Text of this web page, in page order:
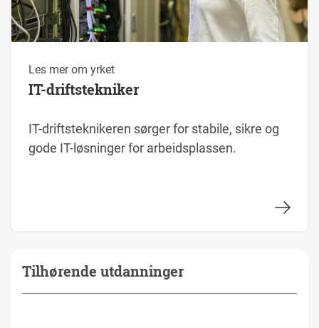
Les mer om yrket
IT-driftstekniker
IT-driftsteknikeren sørger for stabile, sikre og
gode IT-løsninger for arbeidsplassen.
Tilhørende utdanninger